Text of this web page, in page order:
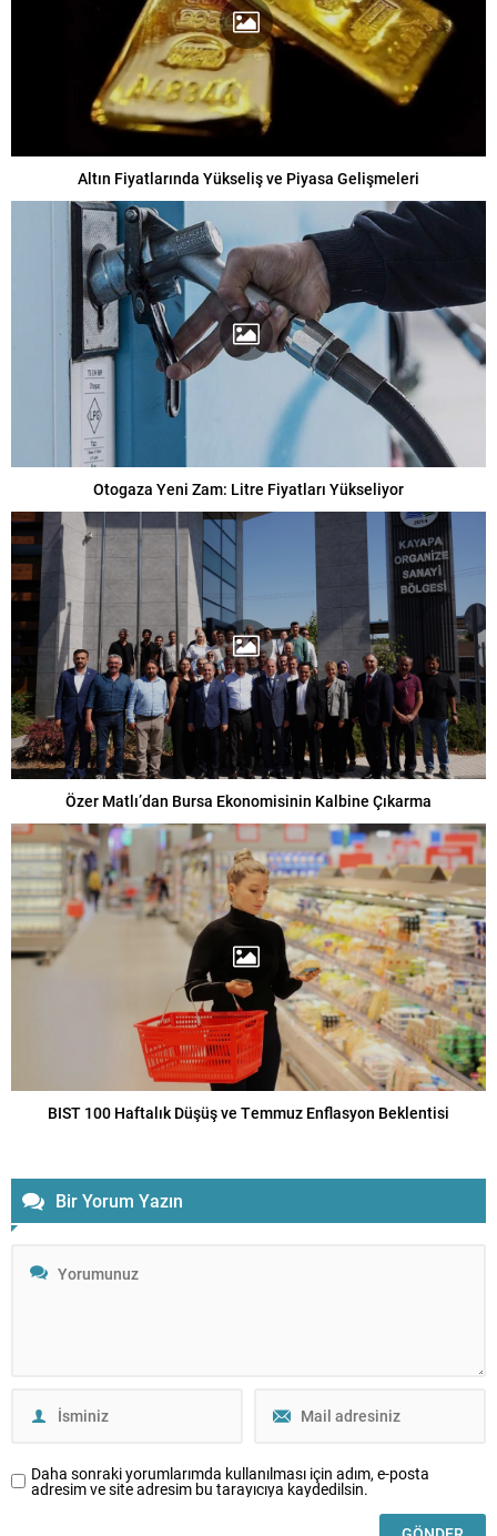
Altın Fiyatlarında Yükseliş ve Piyasa Gelişmeleri
Otogaza Yeni Zam: Litre Fiyatları Yükseliyor
Özer Matlı’dan Bursa Ekonomisinin Kalbine Çıkarma
BIST 100 Haftalık Düşüş ve Temmuz Enflasyon Beklentisi
Bir Yorum Yazın
Daha sonraki yorumlarımda kullanılması için adım, e-posta
adresim ve site adresim bu tarayıcıya kaydedilsin.